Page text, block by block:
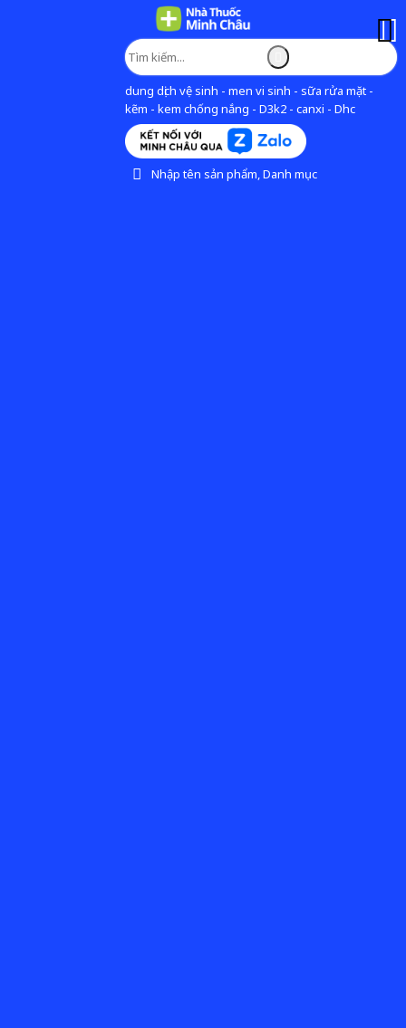
dung dịch vệ sinh - men vi sinh - sữa rửa mặt -
kẽm - kem chống nắng - D3k2 - canxi - Dhc
Nhập tên sản phẩm, Danh mục